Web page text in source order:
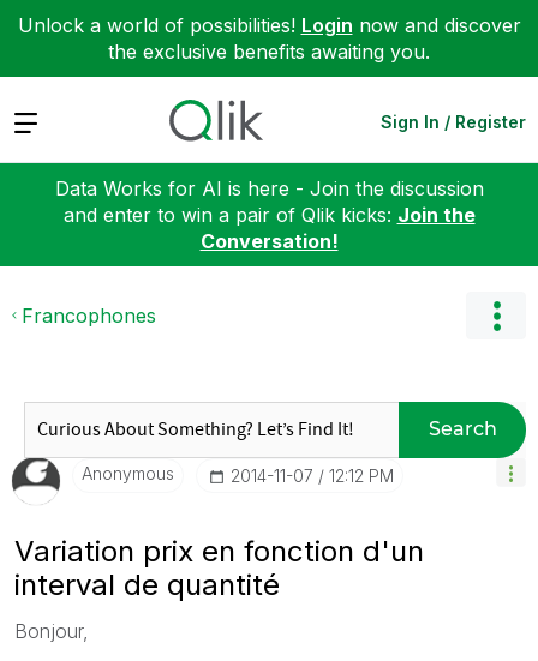
Unlock a world of possibilities! Login now and discover
the exclusive benefits awaiting you.
Expand Sign In / Register
Data Works for AI is here - Join the discussion
and enter to win a pair of Qlik kicks: Join the
Conversation!
Francophones
Search
Anonymous ‎2014-11-07 12:12 PM
Variation prix en fonction d'un
interval de quantité
Bonjour,